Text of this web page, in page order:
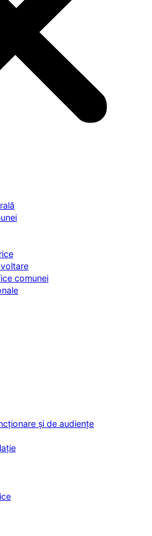
comunei
și de audiențe